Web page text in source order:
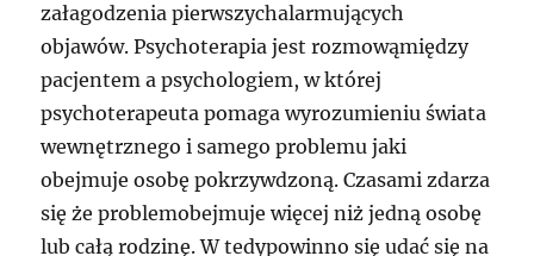
załagodzenia pierwszychalarmujących
objawów. Psychoterapia jest rozmowąmiędzy
pacjentem a psychologiem, w której
psychoterapeuta pomaga wyrozumieniu świata
wewnętrznego i samego problemu jaki
obejmuje osobę pokrzywdzoną. Czasami zdarza
się że problemobejmuje więcej niż jedną osobę
lub całą rodzinę. W tedypowinno się udać się na